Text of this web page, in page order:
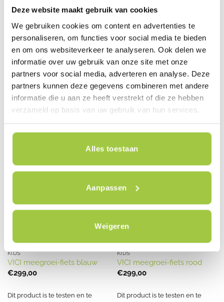
Deze website maakt gebruik van cookies
We gebruiken cookies om content en advertenties te
personaliseren, om functies voor social media te bieden
en om ons websiteverkeer te analyseren. Ook delen we
informatie over uw gebruik van onze site met onze
partners voor social media, adverteren en analyse. Deze
partners kunnen deze gegevens combineren met andere
informatie die u aan ze heeft verstrekt of die ze hebben
verzameld op basis van uw gebruik van hun services.
Alles toestaan
Aanpassen
Weigeren
KIDS
VICI meegroei-fiets vintage
roze
€299,00
Dit product is te testen en te
Plan jouw testrit in
KIDS
VICI meegroei-fiets vintage
blauw
€299,00
Dit product is te testen en te
mogelijk).
KIDS
VICI meegroei-fiets blauw
€299,00
Dit product is te testen en te
KIDS
VICI meegroei-fiets rood
€299,00
Dit product is te testen en te